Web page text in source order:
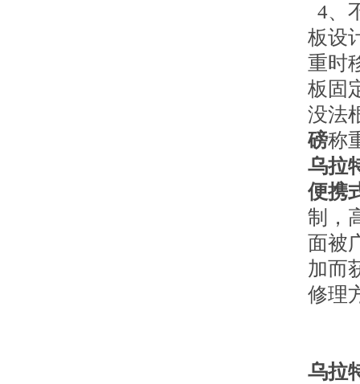
4、
板设
重时
板固
没法
磅称
乌拉
便携
制，
面被
加而
修理
乌拉